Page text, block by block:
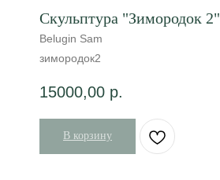
Скульптура "Зимородок 2"
Belugin Sam
зимородок2
15000,00 р.
В корзину